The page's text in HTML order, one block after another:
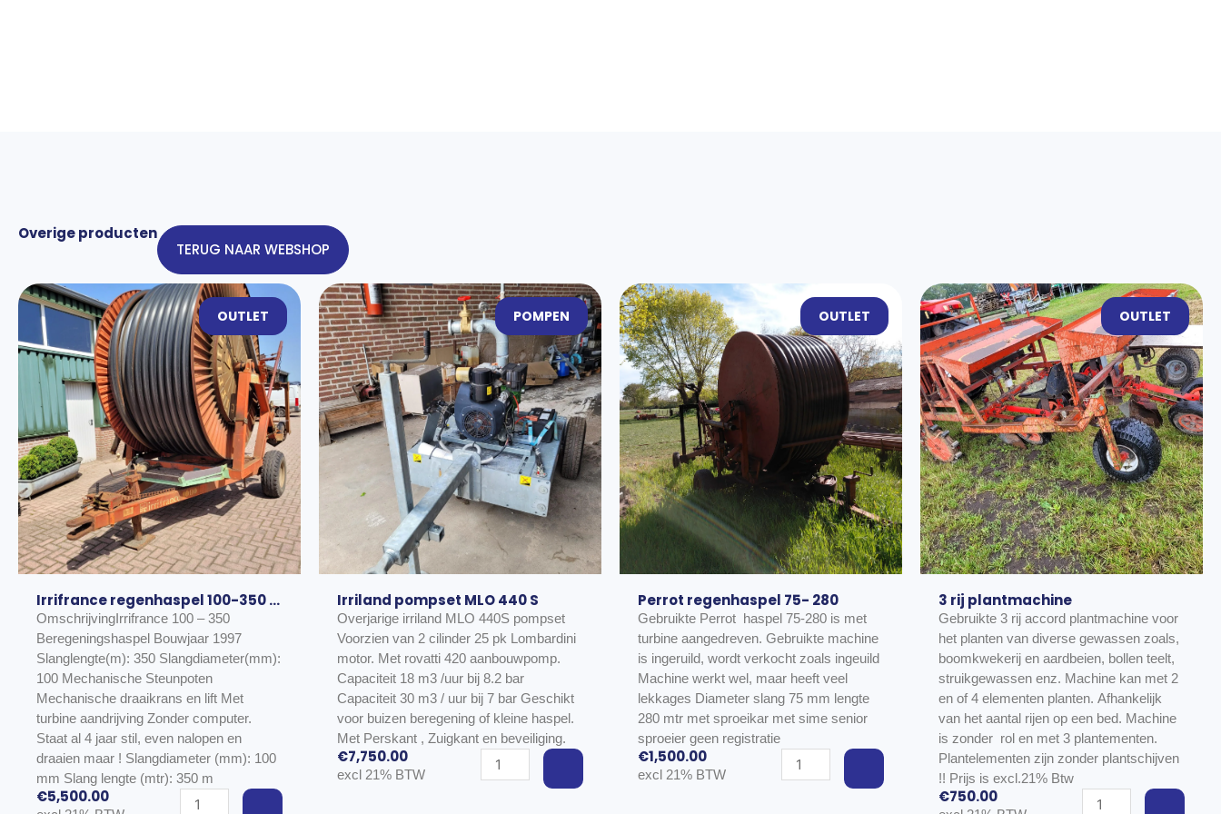
Overige producten
TERUG NAAR WEBSHOP
Irrifrance regenhaspel 100-350 st 2 b
OmschrijvingIrrifrance 100 – 350
Beregeningshaspel Bouwjaar 1997
Slanglengte(m): 350 Slangdiameter(mm):
100 Mechanische Steunpoten
Mechanische draaikrans en lift Met
turbine aandrijving Zonder computer.
Staat al 4 jaar stil, even nalopen en
draaien maar ! Slangdiameter (mm): 100
mm Slang lengte (mtr): 350 m
€5,500.00
Irrifrance
OUTLET
Irriland pompset MLO 440 S
Overjarige irriland MLO 440S pompset
Voorzien van 2 cilinder 25 pk Lombardini
motor. Met rovatti 420 aanbouwpomp.
Capaciteit 18 m3 /uur bij 8.2 bar
Capaciteit 30 m3 / uur bij 7 bar Geschikt
voor buizen beregening of kleine haspel.
Met Perskant , Zuigkant en beveiliging.
€7,750.00
excl 21% BTW
Irriland
pompset
POMPEN
Perrot regenhaspel 75- 280
Gebruikte Perrot haspel 75-280 is met
turbine aangedreven. Gebruikte machine
is ingeruild, wordt verkocht zoals ingeuild
Machine werkt wel, maar heeft veel
lekkages Diameter slang 75 mm lengte
280 mtr met sproeikar met sime senior
sproeier geen registratie
€1,500.00
excl 21% BTW
Perrot
regenhaspel
OUTLET
3 rij plantmachine
Gebruikte 3 rij accord plantmachine voor
het planten van diverse gewassen zoals,
boomkwekerij en aardbeien, bollen teelt,
struikgewassen enz. Machine kan met 2
en of 4 elementen planten. Afhankelijk
van het aantal rijen op een bed. Machine
is zonder rol en met 3 plantementen.
Plantelementen zijn zonder plantschijven
!! Prijs is excl.21% Btw
€750.00
OUTLET
TOEVOEGEN AAN WINKELWAGEN